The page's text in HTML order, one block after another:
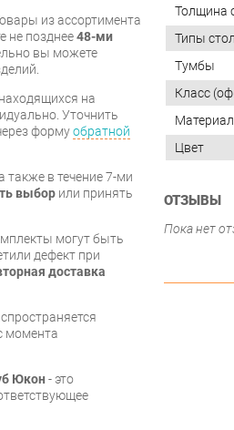
из ассортимента
не позднее48-ми
вы можете
на
Уточнить
формуобратной
также в течение 7-ми
выбор или принять
могут быть
дефект при
доставка
момента
Юкон- это
Толщина
Типы
Тумбы
Класс
Материал
Цвет
ОТЗЫВЫ
Пока нет